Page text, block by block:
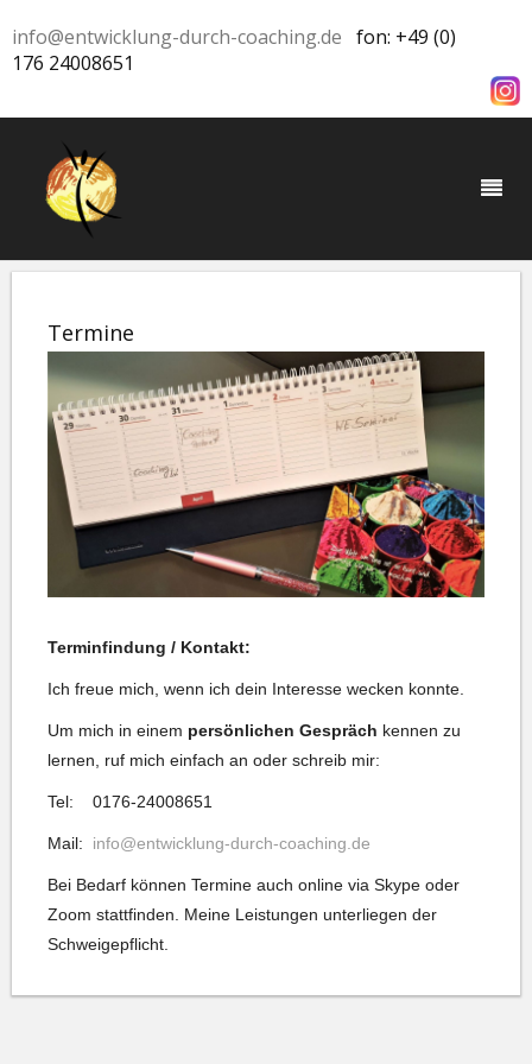
info@entwicklung-durch-coaching.de fon: +49 (0)
176 24008651
Termine
Terminfindung / Kontakt:
Ich freue mich, wenn ich dein Interesse wecken konnte.
Um mich in einem persönlichen Gespräch kennen zu
lernen, ruf mich einfach an oder schreib mir:
Tel: 0176-24008651
Mail: info@entwicklung-durch-coaching.de
Bei Bedarf können Termine auch online via Skype oder
Zoom stattfinden. Meine Leistungen unterliegen der
Schweigepflicht.